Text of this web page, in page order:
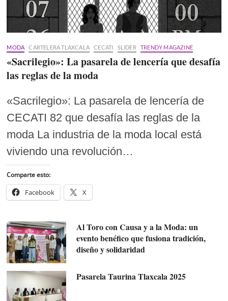
MODA CARTELERA TLAXCALA CECATI SLIDER TRENDY MAGAZINE
«Sacrilegio»: La pasarela de lencería que desafía
las reglas de la moda
«Sacrilegio»: La pasarela de lencería de
CECATI 82 que desafía las reglas de la
moda La industria de la moda local está
viviendo una revolución…
Comparte esto:
Facebook X
Al Toro con Causa y a la Moda: un
evento benéfico que fusiona tradición,
diseño y solidaridad
Pasarela Taurina Tlaxcala 2025